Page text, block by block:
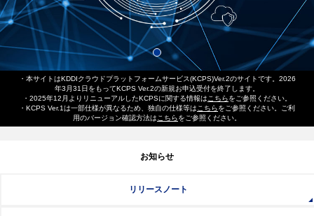
・本サイトはKDDIクラウドプラットフォームサービス(KCPS)Ver.2のサイトです。2026
年3月31日をもってKCPS Ver.2の新規お申込受付を終了します。
・2025年12月よりリニューアルしたKCPSに関する情報はこちらをご参照ください。
・KCPS Ver.1は一部仕様が異なるため、独自の仕様等はこちらをご参照ください。ご利
用のバージョン確認方法はこちらをご参照ください。
お知らせ
リリースノート